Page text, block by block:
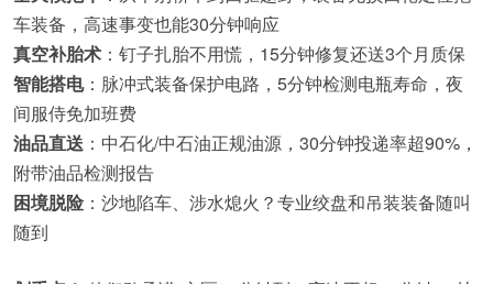
车装备，高速事变也能30分钟响应
真空补胎术 ：钉子扎胎不用慌，15分钟修复还送3个月质保
智能搭电：脉冲式装备保护电路，5分钟检测电瓶寿命，夜
间服侍免加班费
油品直送 ：中石化/中石油正规油源，30分钟投递率超90%，
附带油品检测报告
困境脱险：沙地陷车、涉水熄火？专业绞盘和吊装装备随叫
随到